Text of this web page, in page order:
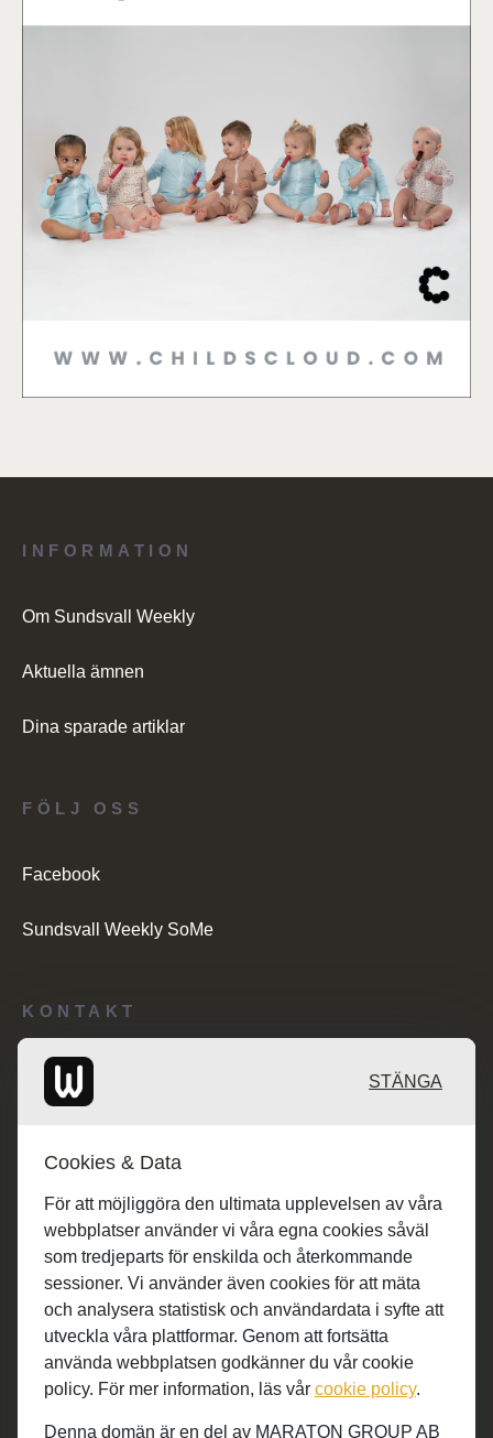
INFORMATION
Om Sundsvall Weekly
Aktuella ämnen
Dina sparade artiklar
KONTAKT
Redaktionen: desk@maratongroup.com
FÖLJ OSS
Facebook
Sundsvall Weekly SoMe
STÄNGA
Cookies & Data
För att möjliggöra den ultimata upplevelsen av våra
webbplatser använder vi våra egna cookies såväl
som tredjeparts för enskilda och återkommande
sessioner. Vi använder även cookies för att mäta
och analysera statistisk och användardata i syfte att
utveckla våra plattformar. Genom att fortsätta
använda webbplatsen godkänner du vår cookie
policy. För mer information, läs vår cookie policy.
Denna domän är en del av MARATON GROUP AB